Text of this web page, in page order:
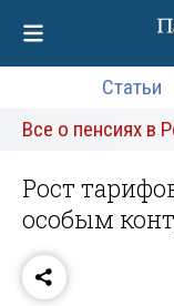
Статьи
Все о пенсиях в
Рост
особым